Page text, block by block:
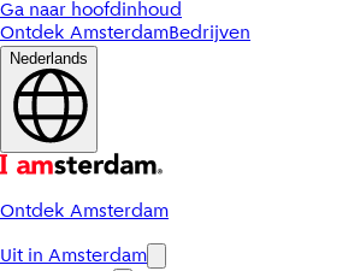
Ga naar hoofdinhoud
Ontdek AmsterdamBedrijven
Nederlands
Ontdek Amsterdam
Uit in Amsterdam